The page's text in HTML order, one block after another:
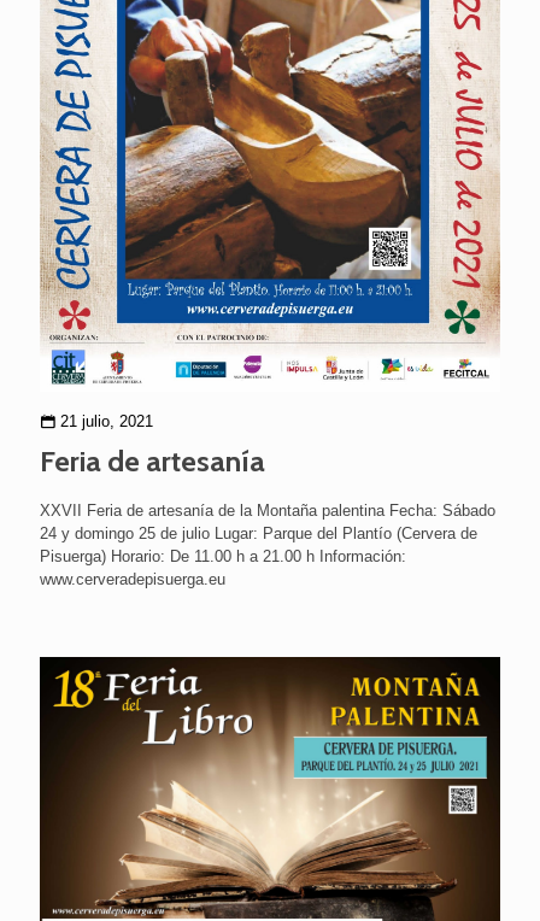
21 julio, 2021
Feria de artesanía
XXVII Feria de artesanía de la Montaña palentina Fecha: Sábado
24 y domingo 25 de julio Lugar: Parque del Plantío (Cervera de
Pisuerga) Horario: De 11.00 h a 21.00 h Información:
www.cerveradepisuerga.eu